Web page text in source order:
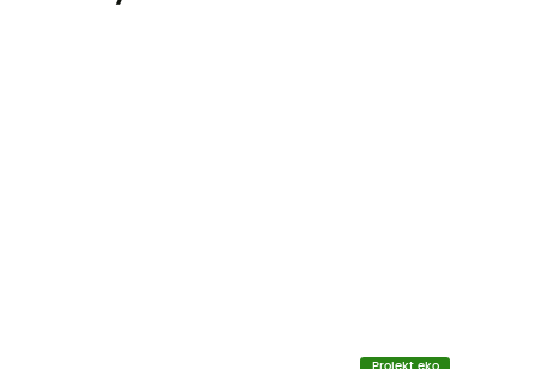
Projekt eko